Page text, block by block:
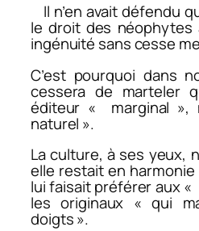
Il n’en avait défendu
le droit des néophytes
ingénuité sans cesse
C’est pourquoi dans
cessera de marteler
éditeur « marginal »,
naturel ».
La culture, à ses yeux,
elle restait en
lui faisait préférer aux
les originaux « qui
doigts ».